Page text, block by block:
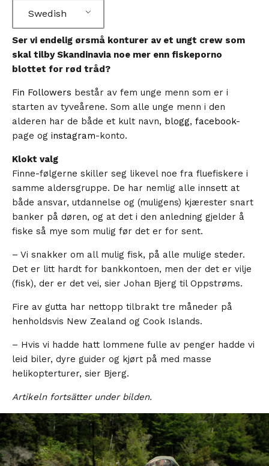
Swedish
Ser vi endelig ørsmå konturer av et ungt crew som
skal tilby Skandinavia noe mer enn fiskeporno
blottet for rød tråd?
Fin Followers består av fem unge menn som er i
starten av tyveårene. Som alle unge menn i den
alderen har de både et kult navn, blogg, facebook-
page og instagram-konto.
Klokt valg
Finne-følgerne skiller seg likevel noe fra fluefiskere i
samme aldersgruppe. De har nemlig alle innsett at
både ansvar, utdannelse og (muligens) kjærester snart
banker på døren, og at det i den anledning gjelder å
fiske så mye som mulig før det er for sent.
– Vi snakker om all mulig fisk, på alle mulige steder.
Det er litt hardt for bankkontoen, men der det er vilje
(fisk), der er det vei, sier Johan Bjerg til Oppstrøms.
Fire av gutta har nettopp tilbrakt tre måneder på
henholdsvis New Zealand og Cook Islands.
– Hvis vi hadde hatt lommene fulle av penger hadde vi
leid biler, dyre guider og kjørt på med masse
helikopterturer, sier Bjerg.
Artikeln fortsätter under bilden.